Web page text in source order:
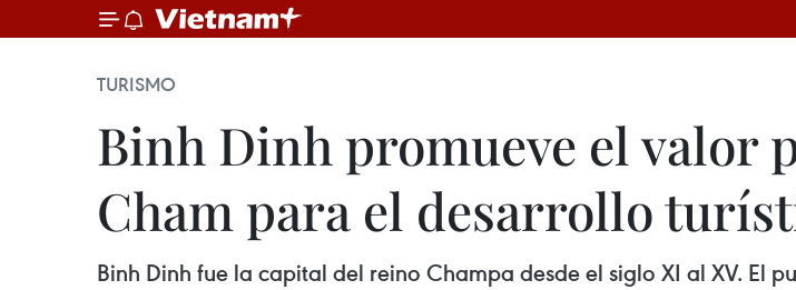
TURISMO
Binh Dinh promueve el valor
Cham para el desarrollo
Binh Dinh fue la capital del reino Champa desde el siglo XI al XV. El